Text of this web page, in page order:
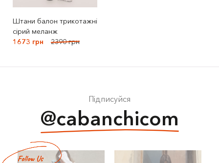
Штани балон трикотажні
сірий меланж
1673 грн
2390 грн
Підписуйся
@cabanchicom